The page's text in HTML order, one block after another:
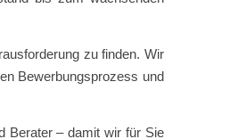
zu finden. Wir
Bewerbungsprozess und
Berater – damit wir für Sie